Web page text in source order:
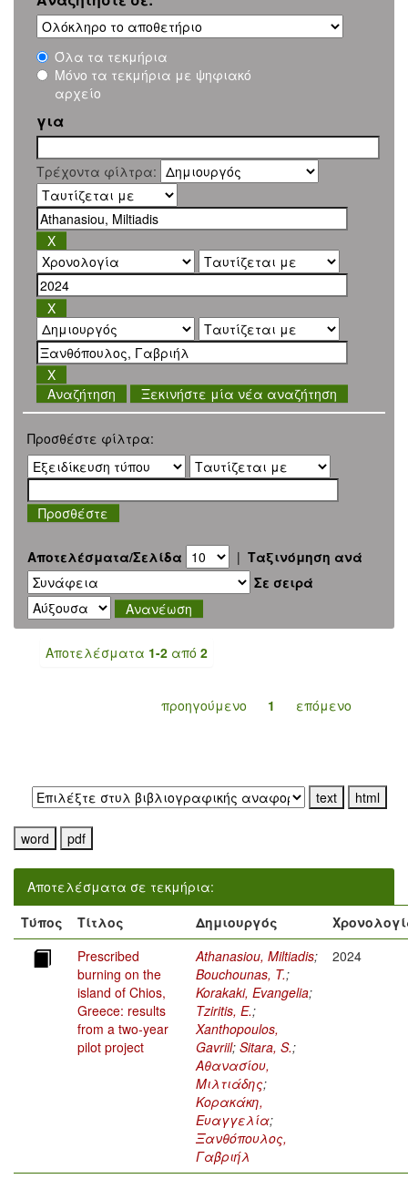
Όλα τα τεκμήρια
Μόνο τα τεκμήρια με ψηφιακό
αρχείο
για
Τρέχοντα φίλτρα:
Ξεκινήστε μία νέα αναζήτηση
Προσθέστε φίλτρα:
Αποτελέσματα/Σελίδα | Ταξινόμηση ανά
Σε σειρά
Αποτελέσματα 1-2 από 2
προηγούμενο 1 επόμενο
Αποτελέσματα σε τεκμήρια:
Τύπος
Τίτλος Δημιουργός
Prescribed
burning on the
island of Chios,
Greece: results
from a two-year
pilot project
Athanasiou, Miltiadis;
Bouchounas, T.;
Korakaki, Evangelia;
Tziritis, E.;
Xanthopoulos,
Gavriil; Sitara, S.;
Αθανασίου,
Μιλτιάδης;
Κορακάκη,
Ευαγγελία;
Ξανθόπουλος,
Γαβριήλ
2024